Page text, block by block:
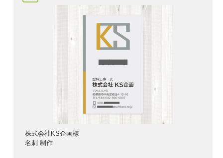
株式会社KS企画様
名刺 制作